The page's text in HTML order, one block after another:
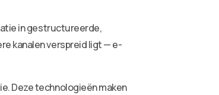
in gestructureerde,
kanalen verspreid ligt — e-
Deze technologieën maken